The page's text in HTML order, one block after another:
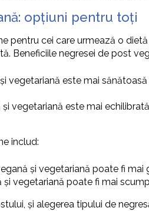
opțiuni pentru toți
pentru cei care urmează o
Beneficiile negresei de post
vegetariană este mai
vegetariană este mai
includ:
și vegetariană poate fi
vegetariană poate fi mai
și alegerea tipului de